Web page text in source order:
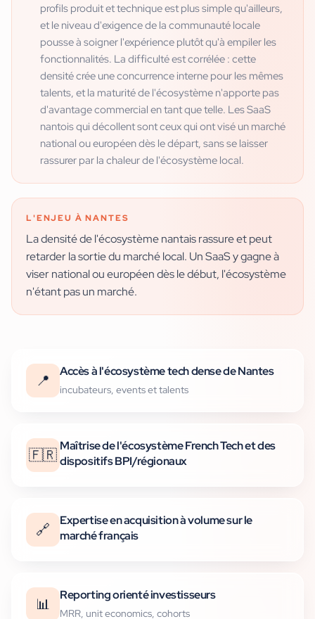
profils produit et technique est plus simple qu'ailleurs,
et le niveau d'exigence de la communauté locale
pousse à soigner l'expérience plutôt qu'à empiler les
fonctionnalités. La difficulté est corrélée : cette
densité crée une concurrence interne pour les mêmes
talents, et la maturité de l'écosystème n'apporte pas
d'avantage commercial en tant que telle. Les SaaS
nantois qui décollent sont ceux qui ont visé un marché
national ou européen dès le départ, sans se laisser
rassurer par la chaleur de l'écosystème local.
L'ENJEU ÀNANTES
La densité de l'écosystème nantais rassure et peut
retarder la sortie du marché local. Un SaaS y gagne à
viser national ou européen dès le début, l'écosystème
n'étant pas un marché.
📍
Accès à l'écosystème tech dense de Nantes
incubateurs, events et talents
🇫🇷
Maîtrise de l'écosystème French Tech et des
dispositifs BPI/régionaux
🔗
Expertise en acquisition à volume sur le
marché français
📊
Reporting orienté investisseurs
MRR, unit economics, cohorts